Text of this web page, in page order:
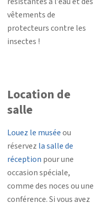
vêtements de
protecteurs contre les
insectes !
Location de
salle
Louez le muséeou
réservez la salle de
réception pour une
occasion spéciale,
comme des noces ou une
conférence. Si vous avez